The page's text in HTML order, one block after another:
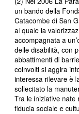
un bando della
Catacombe di San
al quale la
accompagnata a
delle disabilità, con
abbattimenti di
coinvolti si aggira
interessa rilevare è
sollecitato la
Tra le iniziative nate
fiducia sociale e